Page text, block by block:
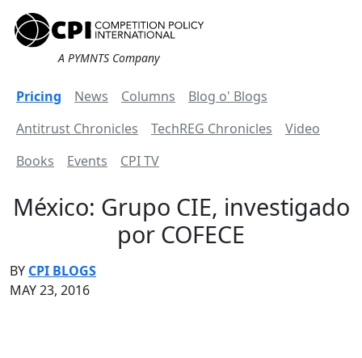
A PYMNTS Company
Pricing News Columns
Blog o' Blogs
Antitrust Chronicles
TechREG Chronicles
Video
Books
Events CPI TV
México: Grupo CIE, investigado
por COFECE
BY CPI BLOGS
MAY 23, 2016